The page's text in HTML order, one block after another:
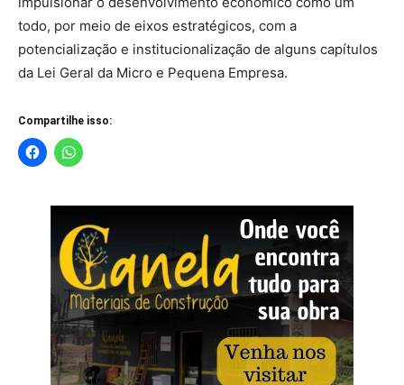
todo, por meio de eixos estratégicos, com a
potencialização e institucionalização de alguns capítulos
da Lei Geral da Micro e Pequena Empresa.
Compartilhe isso: